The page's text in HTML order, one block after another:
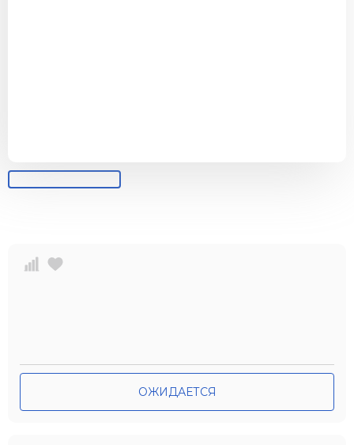
ОЖИДАЕТСЯ